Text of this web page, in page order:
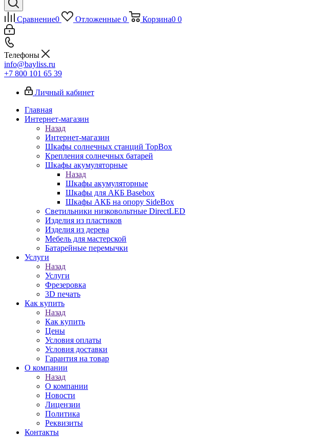
Сравнение0 Отложенные 0 Корзина0 0
Телефоны
info@bayliss.ru
+7 800 101 65 39
Личный кабинет
Главная
Интернет-магазин
Назад
Интернет-магазин
Шкафы солнечных станций TopBox
Крепления солнечных батарей
Шкафы акумуляторные
Назад
Шкафы акумуляторные
Шкафы для АКБ Basebox
Шкафы АКБ на опору SideBox
Светильники низковольтные DirectLED
Изделия из пластиков
Изделия из дерева
Мебель для мастерской
Батарейные перемычки
Услуги
Назад
Услуги
Фрезеровка
3D печать
Как купить
Назад
Как купить
Цены
Условия оплаты
Условия доставки
Гарантия на товар
О компании
Назад
О компании
Новости
Лицензии
Политика
Реквизиты
Контакты